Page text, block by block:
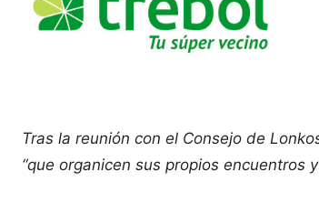
Tras la reunión con el Consejo de
“que organicen sus propios encuentros